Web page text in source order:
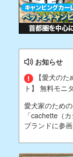
お知らせ
【愛犬の
ト】 無料モニ
愛犬家のため
「cachette（
ブランドに参画